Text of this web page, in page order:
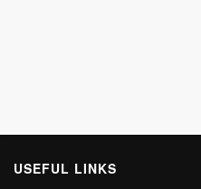
USEFUL LINKS